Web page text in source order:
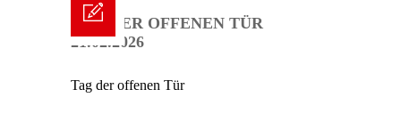
TAG DER OFFENEN TÜR
21.02.2026
Tag der offenen Tür